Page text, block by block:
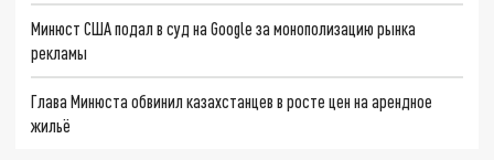
Минюст США подал в суд на Google за монополизацию рынка
рекламы
Глава Минюста обвинил казахстанцев в росте цен на арендное
жильё